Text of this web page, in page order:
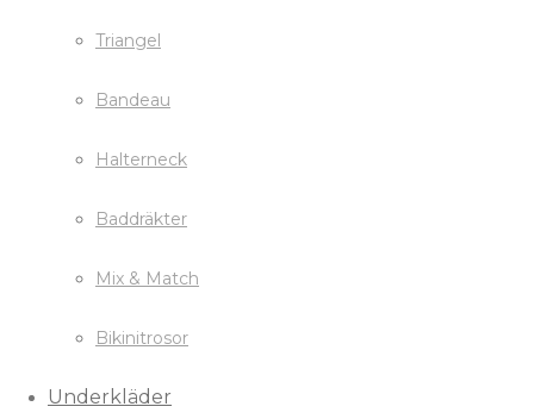
Triangel
Bandeau
Halterneck
Baddräkter
Mix & Match
Bikinitrosor
Underkläder